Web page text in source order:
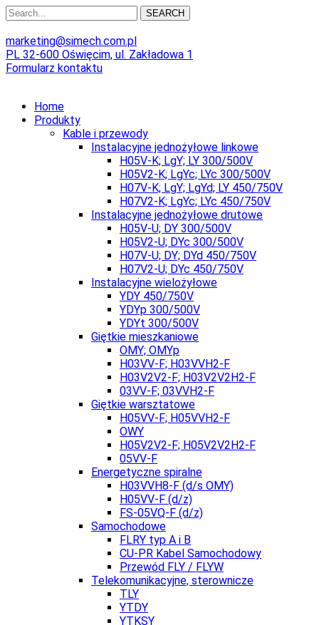
SEARCH
marketing@simech.com.pl
PL 32-600 Oświęcim, ul. Zakładowa 1
Formularz kontaktu
Home
Produkty
Kable i przewody
Instalacyjne jednożyłowe linkowe
H05V-K; LgY; LY 300/500V
H05V2-K; LgYc; LYc 300/500V
H07V-K; LgY; LgYd; LY 450/750V
H07V2-K; LgYc; LYc 450/750V
Instalacyjne jednożyłowe drutowe
H05V-U; DY 300/500V
H05V2-U; DYc 300/500V
H07V-U; DY; DYd 450/750V
H07V2-U; DYc 450/750V
Instalacyjne wielożyłowe
YDY 450/750V
YDYp 300/500V
YDYt 300/500V
Giętkie mieszkaniowe
OMY; OMYp
H03VV-F; H03VVH2-F
H03V2V2-F; H03V2V2H2-F
03VV-F; 03VVH2-F
Giętkie warsztatowe
H05VV-F; H05VVH2-F
OWY
H05V2V2-F; H05V2V2H2-F
05VV-F
Energetyczne spiralne
H03VVH8-F (d/s OMY)
H05VV-F (d/z)
FS-05VQ-F (d/z)
Samochodowe
FLRY typ A i B
CU-PR Kabel Samochodowy
Przewód FLY / FLYW
Telekomunikacyjne, sterownicze
TLY
YTDY
YTKSY